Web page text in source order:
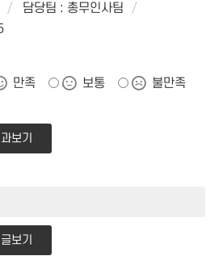
담당팀 : 총무인사팀
만족 보통
불만족
보기
보기